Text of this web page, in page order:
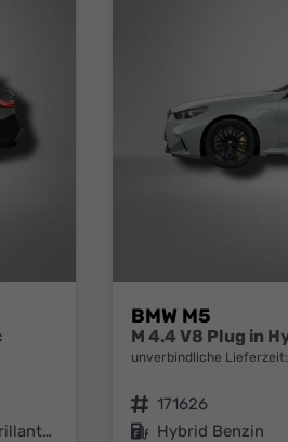
Sophistograu Brillanteffekt metallic
BMW M5
M 4.4 V8 Plug in
unverbindliche Lieferzeit:
Fahrzeugnr. 171626
Kraftstoff Hybrid Benzin